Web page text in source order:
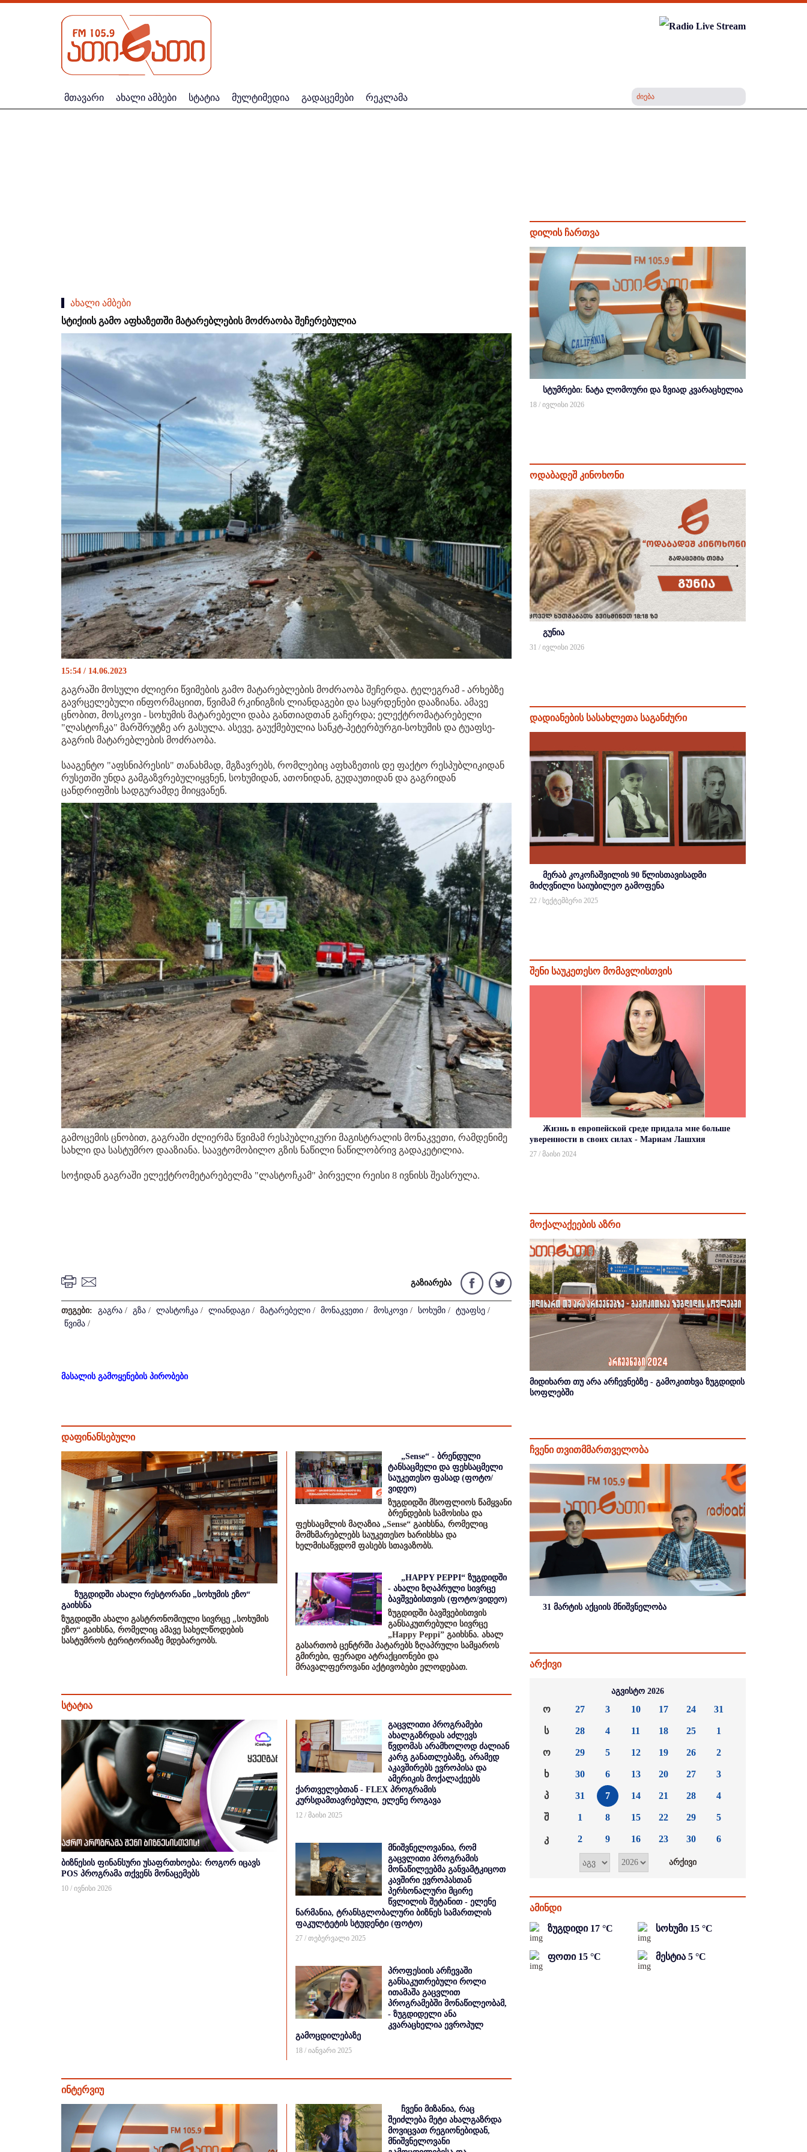
მთავარი ახალი ამბები სტატია მულტიმედია გადაცემები რეკლამა
ახალი ამბები
სტიქიის გამო აფხაზეთში მატარებლების მოძრაობა შეჩერებულია
15:54 / 14.06.2023
გაგრაში მოსული ძლიერი წვიმების გამო მატარებლების მოძრაობა შეჩერდა. ტელეგრამ - არხებზე
გავრცელებული ინფორმაციით, წვიმამ რკინიგზის ლიანდაგები და საყრდენები დააზიანა. ამავე
ცნობით, მოსკოვი - სოხუმის მატარებელი დაბა განთიადთან გაჩერდა; ელექტრომატარებელი
"ლასტოჩკა" მარშრუტზე არ გასულა. ასევე, გაუქმებულია სანკტ-პეტერბურგი-სოხუმის და ტუაფსე-
გაგრის მატარებლების მოძრაობა.
სააგენტო "აფსნიპრესის" თანახმად, მგზავრებს, რომლებიც აფხაზეთის დე ფაქტო რესპუბლიკიდან
რუსეთში უნდა გამგაზვრებულიყვნენ, სოხუმიდან, ათონიდან, გუდაუთიდან და გაგრიდან
ცანდრიფშის სადგურამდე მიიყვანენ.
გამოცემის ცნობით, გაგრაში ძლიერმა წვიმამ რესპუბლიკური მაგისტრალის მონაკვეთი, რამდენიმე
სახლი და სასტუმრო დააზიანა. საავტომობილო გზის ნაწილი ნაწილობრივ გადაკეტილია.
სოჭიდან გაგრაში ელექტრომეტარებელმა "ლასტოჩკამ" პირველი რეისი 8 ივნისს შეასრულა.
გაზიარება
თეგები: გაგრა / გზა / ლასტოჩკა / ლიანდაგი / მატარებელი / მონაკვეთი / მოსკოვი / სოხუმი / ტუაფსე /
წვიმა /
მასალის გამოყენების პირობები
დაფინანსებული
ზუგდიდში ახალი რესტორანი „სოხუმის ეზო“
გაიხსნა
ზუგდიდში ახალი გასტრონომიული სივრცე „სოხუმის
ეზო“ გაიხსნა, რომელიც ამავე სახელწოდების
სასტუმროს ტერიტორიაზე მდებარეობს.
„Sense“ - ბრენდული
ტანსაცმელი და ფეხსაცმელი
საუკეთესო ფასად (ფოტო/
ვიდეო)
ზუგდიდში მსოფლიოს წამყვანი
ბრენდების სამოსისა და
ფეხსაცმლის მაღაზია „Sense“ გაიხსნა, რომელიც
მომხმარებლებს საუკეთესო ხარისხსა და
ხელმისაწვდომ ფასებს სთავაზობს.
„HAPPY PEPPI“ ზუგდიდში
- ახალი ზღაპრული სივრცე
ბავშვებისთვის (ფოტო/ვიდეო)
ზუგდიდში ბავშვებისთვის
განსაკუთრებული სივრცე
„Happy Peppi” გაიხსნა. ახალ
გასართობ ცენტრში პატარებს ზღაპრული სამყაროს
გმირები, ფერადი ატრაქციონები და
მრავალფეროვანი აქტივობები ელოდებათ.
სტატია
ბიზნესის ფინანსური უსაფრთხოება: როგორ იცავს
POS პროგრამა თქვენს მონაცემებს
10 / ივნისი 2026
გაცვლითი პროგრამები
ახალგაზრდას აძლევს
წვდომას არამხოლოდ ძალიან
კარგ განათლებაზე, არამედ
აკავშირებს ევროპისა და
ამერიკის მოქალაქეებს
ქართველებთან - FLEX პროგრამის
კურსდამთავრებული, ელენე როგავა
12 / მაისი 2025
მნიშვნელოვანია, რომ
გაცვლითი პროგრამის
მონაწილეებმა განვამტკიცოთ
კავშირი ევროპასთან
პერსონალური მცირე
წვლილის შეტანით - ელენე
ნარმანია, ტრანსგლობალური ბიზნეს სამართლის
ფაკულტეტის სტუდენტი (ფოტო)
27 / თებერვალი 2025
პროფესიის არჩევაში
განსაკუთრებული როლი
ითამაშა გაცვლით
პროგრამებში მონაწილეობამ,
- ზუგდიდელი ანა
კვარაცხელია ევროპულ
გამოცდილებაზე
18 / იანვარი 2025
ინტერვიუ
ჩვენი მიზანია, რაც
შეიძლება მეტი ახალგაზრდა
მოვიცვათ რეგიონებიდან,
მნიშვნელოვანი
დილის ჩართვა
სტუმრები: ნატა ლომოური და ზვიად კვარაცხელია
18 / ივლისი 2026
ოდაბადეშ კინოხონი
გუნია
31 / ივლისი 2026
დადიანების სასახლეთა საგანძური
მერაბ კოკოჩაშვილის 90 წლისთავისადმი
მიძღვნილი საიუბილეო გამოფენა
22 / სექტემბერი 2025
შენი საუკეთესო მომავლისთვის
Жизнь в европейской среде придала мне больше
уверенности в своих силах - Мариам Лашхия
27 / მაისი 2024
მოქალაქეების აზრი
მიდიხართ თუ არა არჩევნებზე - გამოკითხვა ზუგდიდის
სოფლებში
ჩვენი თვითმმართველობა
31 მარტის აქციის მნიშვნელობა
არქივი
აგვისტო 2026
ო
ს
ო
ხ
პ
შ
კ
27
28
29
30
31
1
2
3
4
5
6
7
8
9
10
11
12
13
14
15
16
17
18
19
20
21
22
23
24
25
26
27
28
29
30
31
1
2
3
4
5
6
ამინდი
ზუგდიდი 17 °C სოხუმი 15 °C
ფოთი 15 °C მესტია 5 °C